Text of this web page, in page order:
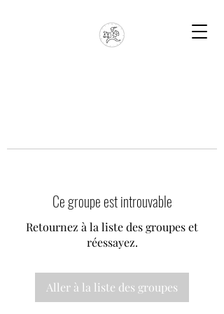
Ce groupe est introuvable
Retournez à la liste des groupes et
réessayez.
Aller à la liste des groupes